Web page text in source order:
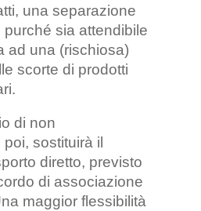
una separazione
sia attendibile
ad una (rischiosa)
scorte di prodotti
di non
sostituirà il
diretto, previsto
di associazione
maggior flessibilità